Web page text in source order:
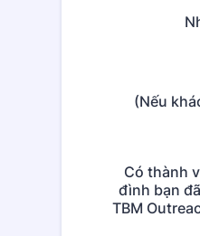
(Nếu
Có thành
đình bạn
TBM